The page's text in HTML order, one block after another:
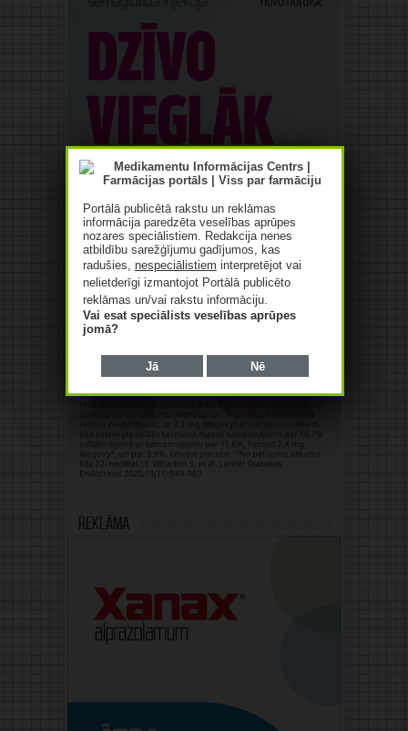
Reklāma
Portālā publicētā rakstu un reklāmas
informācija paredzēta veselības aprūpes
nozares speciālistiem. Redakcija nenes
atbildību sarežģījumu gadījumos, kas
radušies, nespeciālistiem interpretējot vai
nelietderīgi izmantojot Portālā publicēto
reklāmas un/vai rakstu informāciju.
Vai esat speciālists veselības aprūpes
jomā?
Jā Nē